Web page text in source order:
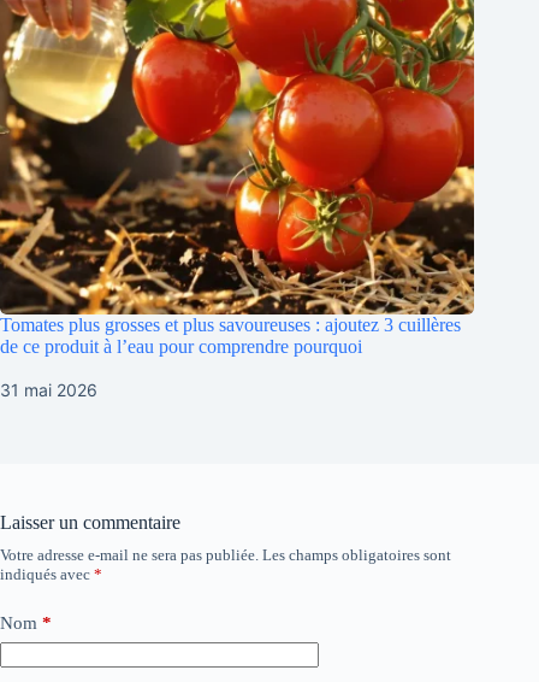
Tomates plus grosses et plus savoureuses : ajoutez 3 cuillères
de ce produit à l’eau pour comprendre pourquoi
31 mai 2026
Laisser un commentaire
Votre adresse e-mail ne sera pas publiée. Les champs obligatoires sont
indiqués avec *
Nom *